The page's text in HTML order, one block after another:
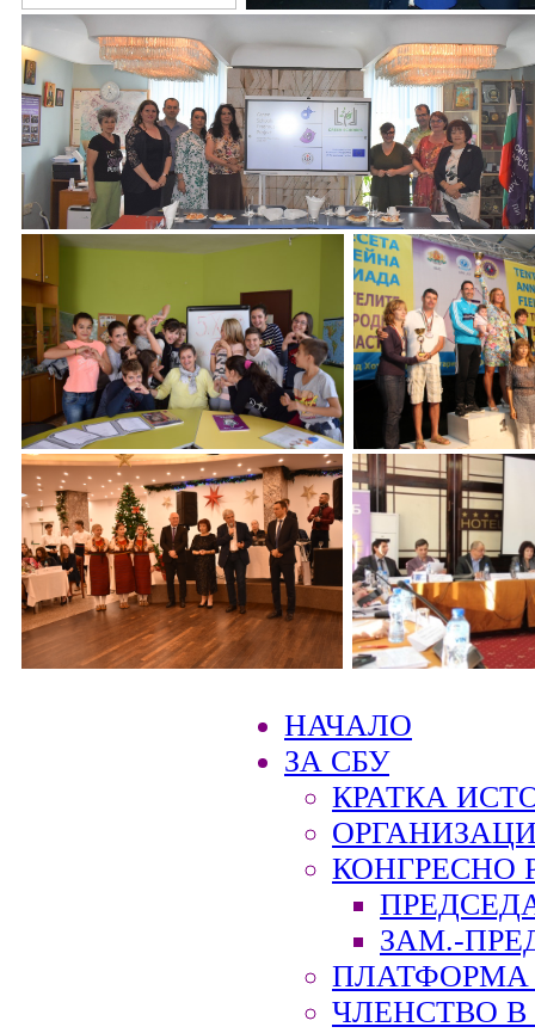
НАЧАЛО
ЗА СБУ
КРАТКА
КОНГРЕСНО
ЗАМ.-
ПЛАТФОРМА
ЧЛЕНСТВО В